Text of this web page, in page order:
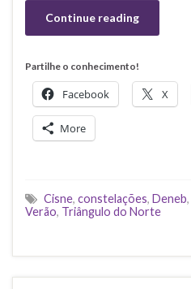
Continue reading
Partilhe o conhecimento!
Facebook X
More
Cisne, constelações, Deneb,
Verão, Triângulo do Norte